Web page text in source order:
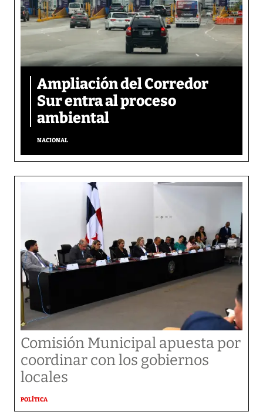
Ampliación del Corredor
Sur entra al proceso
ambiental
NACIONAL
Comisión Municipal apuesta por
coordinar con los gobiernos
locales
POLÍTICA